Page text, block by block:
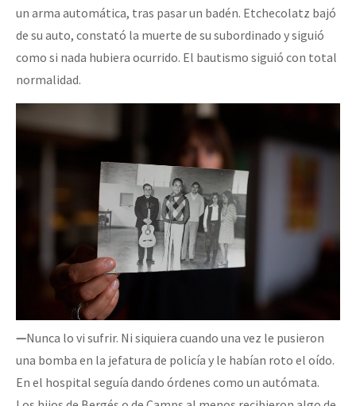
un arma automática, tras pasar un badén. Etchecolatz bajó
de su auto, constató la muerte de su subordinado y siguió
como si nada hubiera ocurrido. El bautismo siguió con total
normalidad.
—Nunca lo vi sufrir. Ni siquiera cuando una vez le pusieron
una bomba en la jefatura de policía y le habían roto el oído.
En el hospital seguía dando órdenes como un autómata.